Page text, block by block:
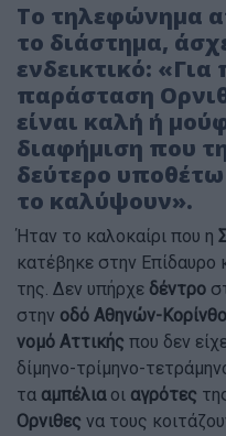
Το τηλεφώνημα
το διάστημα,
ενδεικτικό:
παράσταση
είναι καλή ή
διαφήμιση που
δεύτερο
το καλύψουν».
Ήταν το καλοκαίρι που η
κατέβηκε στην Επίδαυρο
της. Δεν υπήρχε δέντρο
στην οδό Αθηνών-
νομό Αττικής που δεν είχε
δίμηνο-τρίμηνο-
τα αμπέλιαοι αγρότες
Ορνιθες να τους